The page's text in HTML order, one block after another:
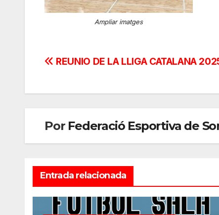
Ampliar imatges
Navegación
REUNIO DE LA LLIGA CATALANA
Por Federació Esportiva de
Entrada relacionada